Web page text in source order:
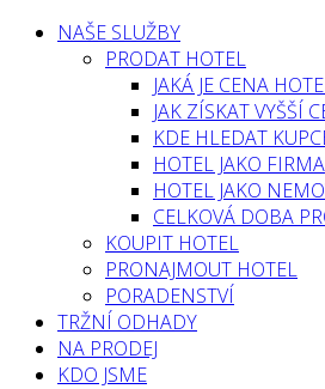
NAŠE SLUŽBY
PRODAT HOTEL
JAKÁ JE CENA
JAK ZÍSKAT VYŠŠÍ
KDE HLEDAT
HOTEL JAKO FIRMA
HOTEL JAKO
CELKOVÁ DOBA
KOUPIT HOTEL
PRONAJMOUT HOTEL
PORADENSTVÍ
TRŽNÍ ODHADY
NA PRODEJ
KDO JSME